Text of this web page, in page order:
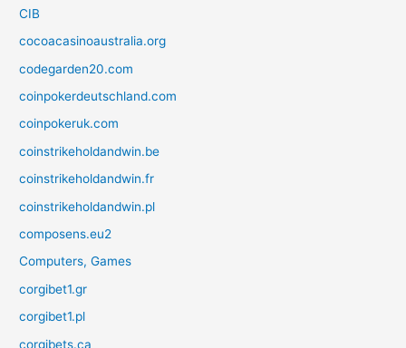
CIB
cocoacasinoaustralia.org
codegarden20.com
coinpokerdeutschland.com
coinpokeruk.com
coinstrikeholdandwin.be
coinstrikeholdandwin.fr
coinstrikeholdandwin.pl
composens.eu2
Computers, Games
corgibet1.gr
corgibet1.pl
corgibets.ca